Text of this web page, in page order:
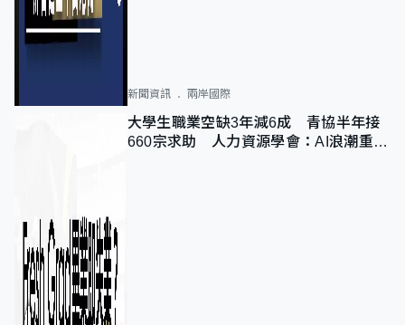
新聞資訊 兩岸國際
大學生職業空缺3年減6成 青協半年接
660宗求助 人力資源學會：AI浪潮重整